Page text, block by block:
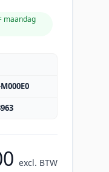
maandag
excl. BTW